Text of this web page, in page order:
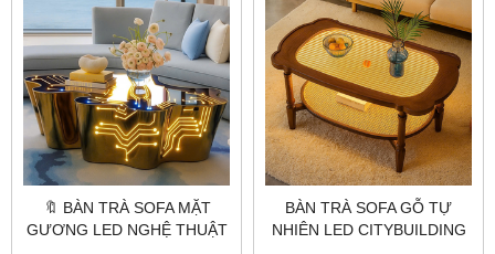
🔖 BÀN TRÀ SOFA MẶT
GƯƠNG LED NGHỆ THUẬT
BÀN TRÀ SOFA GỖ TỰ
NHIÊN LED CITYBUILDING